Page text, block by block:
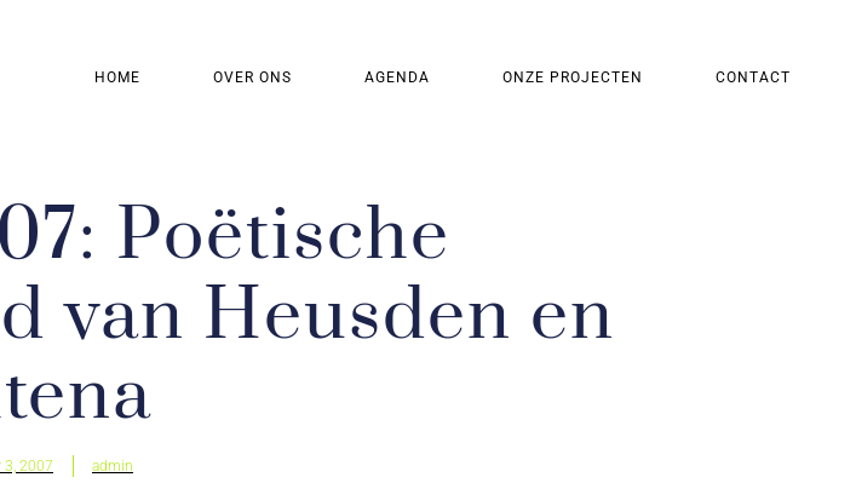
HOME OVER ONS AGENDA ONZE PROJECTEN CONTACT
Poëtische
van Heusden en
3, 2007 admin